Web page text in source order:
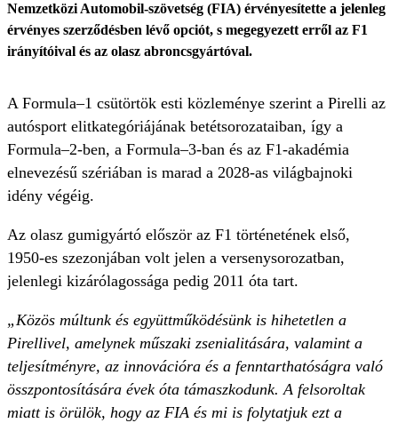
Nemzetközi Automobil-szövetség (FIA) érvényesítette a jelenleg
érvényes szerződésben lévő opciót, s megegyezett erről az F1
irányítóival és az olasz abroncsgyártóval.
A Formula–1 csütörtök esti közleménye szerint a Pirelli az
autósport elitkategóriájának betétsorozataiban, így a
Formula–2-ben, a Formula–3-ban és az F1-akadémia
elnevezésű szériában is marad a 2028-as világbajnoki
idény végéig.
Az olasz gumigyártó először az F1 történetének első,
1950-es szezonjában volt jelen a versenysorozatban,
jelenlegi kizárólagossága pedig 2011 óta tart.
„Közös múltunk és együttműködésünk is hihetetlen a
Pirellivel, amelynek műszaki zsenialitására, valamint a
teljesítményre, az innovációra és a fenntarthatóságra való
összpontosítására évek óta támaszkodunk. A felsoroltak
miatt is örülök, hogy az FIA és mi is folytatjuk ezt a